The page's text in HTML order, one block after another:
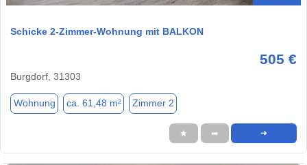
Schicke 2-Zimmer-Wohnung mit BALKON
505 €
Burgdorf, 31303
Wohnung ca. 61,48 m² Zimmer 2
★ ➦ ➜